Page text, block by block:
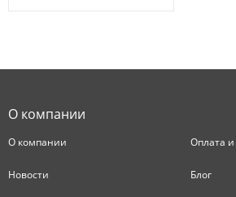
О компании
О компании Оплата и
Новости Блог